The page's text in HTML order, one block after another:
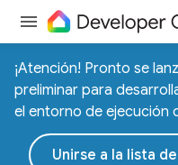
¡Atención! Pronto se
preliminar para
el entorno de ejecución
Unirse a la lista